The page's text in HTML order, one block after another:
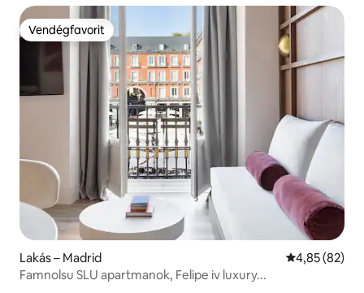
Vendégfavorit
Vendégfavorit
Lakás – Madrid Átlagos
4,85 (82)
Famnolsu SLU apartmanok, Felipe iv luxury...